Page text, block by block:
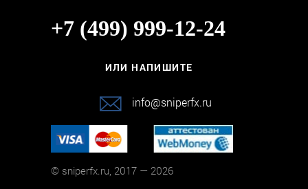
+7 (499) 999-12-24
ИЛИ НАПИШИТЕ
info@sniperfx.ru
© sniperfx.ru, 2017 — 2026